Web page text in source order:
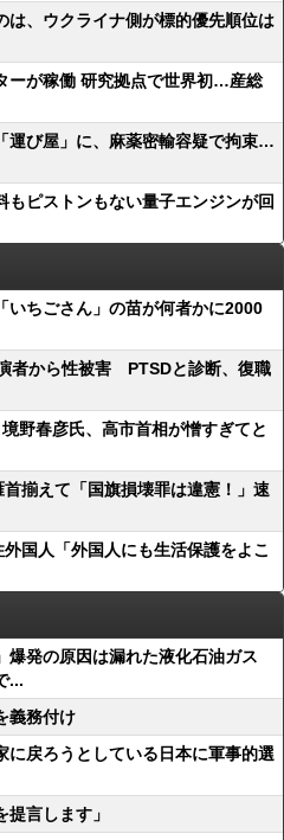
は、ウクライナ側が標的優先順位は
ーが稼働 研究拠点で世界初…産総
運び屋」に、麻薬密輸容疑で拘束…
ピストンもない量子エンジンが回
いちごさん」の苗が何者かに2000
者から性被害 PTSDと診断、復職
野春彦氏、高市首相が憎すぎてと
首揃えて「国旗損壊罪は違憲！」速
国人「外国人にも生活保護をよこ
爆発の原因は漏れた液化石油ガス
...
義務付け
に戻ろうとしている日本に軍事的選
言します」